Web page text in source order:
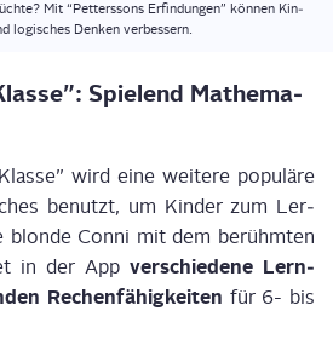
Mit “Pet­ters­sons Erfin­dun­gen” kön­nen Kin­
logi­sches Den­ken verbessern.
Spie­lend Mathe­ma­
wird eine wei­te­re popu­lä­re
benutzt, um Kin­der zum Ler­
blon­de Con­ni mit dem berühm­ten
in der App ver­schie­de­ne Lern­
Rechen­fä­hig­kei­ten für 6- bis